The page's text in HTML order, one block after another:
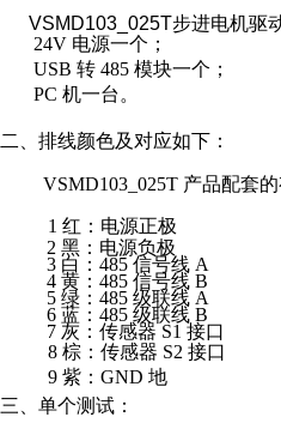
VSMD103_025T步进电机驱
24V 电源一个；
USB 转 485 模块一个；
PC 机一台。
二 排线颜色及对应如下 ：
VSMD103 025T 产品配套
1 红： 电源正极
2 黑： 电源负极
3 白 ： 485 信号线 A
4 黄 ： 485 信号线 B
5 绿 ： 485 级联线 A
6 蓝 ： 485 级联线 B
7 灰： 传感器 S1 接口
8 棕： 传感器 S2 接口
9 紫： GND 地
三、 单个测试：